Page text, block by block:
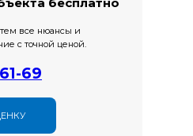
69
все нюансы и
с точной ценой.